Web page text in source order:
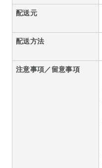
配送元
配送方法
注意事項／留意事項